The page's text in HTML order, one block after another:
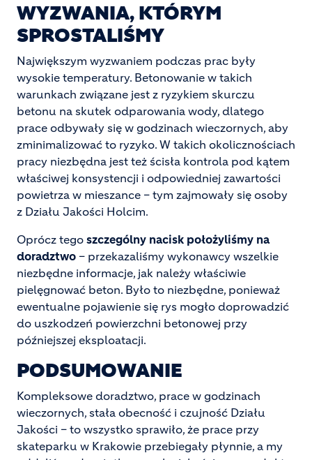
WYZWANIA, KTÓRYM
SPROSTALIŚMY
Największym wyzwaniem podczas prac były
wysokie temperatury. Betonowanie w takich
warunkach związane jest z ryzykiem skurczu
betonu na skutek odparowania wody, dlatego
prace odbywały się w godzinach wieczornych, aby
zminimalizować to ryzyko. W takich okolicznościach
pracy niezbędna jest też ścisła kontrola pod kątem
właściwej konsystencji i odpowiedniej zawartości
powietrza w mieszance – tym zajmowały się osoby
z Działu Jakości Holcim.
Oprócz tego szczególny nacisk położyliśmy na
doradztwo – przekazaliśmy wykonawcy wszelkie
niezbędne informacje, jak należy właściwie
pielęgnować beton. Było to niezbędne, ponieważ
ewentualne pojawienie się rys mogło doprowadzić
do uszkodzeń powierzchni betonowej przy
późniejszej eksploatacji.
PODSUMOWANIE
Kompleksowe doradztwo, prace w godzinach
wieczornych, stała obecność i czujność Działu
Jakości – to wszystko sprawiło, że prace przy
skateparku w Krakowie przebiegały płynnie, a my